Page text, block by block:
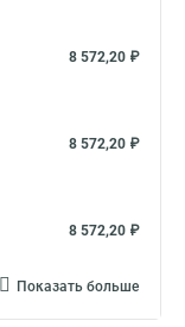
8 572,20 ₽
8 572,20 ₽
8 572,20 ₽
Показать больше